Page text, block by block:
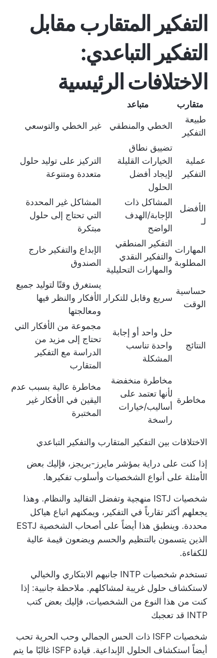
التفكير المتقارب مقابل
التفكير التباعدي:
الاختلافات الرئيسية
متقارب
متباعد
طبيعة
التفكير
الخطي والمنطقي غير الخطي والتوسعي
عملية
التفكير
تضييق نطاق
الخيارات القليلة
لإيجاد أفضل
الحلول
التركيز على توليد حلول
متعددة ومتنوعة
الأفضل
لـ
المشاكل ذات
الإجابة/الهدف
الواضح
المشاكل غير المحددة
التي تحتاج إلى حلول
مبتكرة
المهارات
المطلوبة
التفكير المنطقي
والتفكير النقدي
والمهارات التحليلية
الإبداع والتفكير خارج
الصندوق
حساسية
الوقت
سريع وقابل للتكرار
يستغرق وقتًا لتوليد جميع
الأفكار والنظر فيها
ومعالجتها
النتائج
حل واحد أو إجابة
واحدة تناسب
المشكلة
مجموعة من الأفكار التي
تحتاج إلى مزيد من
الدراسة مع التفكير
المتقارب
مخاطرة
مخاطرة منخفضة
لأنها تعتمد على
أساليب/خيارات
راسخة
مخاطرة عالية بسبب عدم
اليقين في الأفكار غير
المختبرة
الاختلافات بين التفكير المتقارب والتفكير التباعدي
إذا كنت على دراية بمؤشر مايرز-بريجز، فإليك بعض
الأمثلة على أنواع الشخصيات وأسلوب تفكيرها.
شخصيات ISTJ منهجية وتفضل التقاليد والنظام. وهذا
يجعلهم أكثر تقارباً في التفكير، ويمكنهم اتباع هياكل
محددة. وينطبق هذا أيضاً على أصحاب الشخصية ESTJ
الذين يتسمون بالتنظيم والحسم ويضعون قيمة عالية
للكفاءة.
تستخدم شخصيات INTP جانبهم الابتكاري والخيالي
لاستكشاف حلول غريبة لمشاكلهم. ملاحظة جانبية: إذا
كنت من هذا النوع من الشخصيات، فإليك بعض كتب
INTP قد تعجبك
شخصيات ISFP ذات الحس الجمالي وحب الحرية تحب
أيضاً استكشاف الحلول الإبداعية. قيادة ISFP غالبًا ما يتم